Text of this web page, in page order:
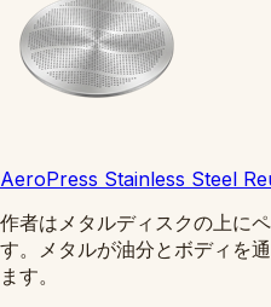
AeroPress Stainless Steel
作者はメタルディスクの上に
す。メタルが油分とボディを
ます。